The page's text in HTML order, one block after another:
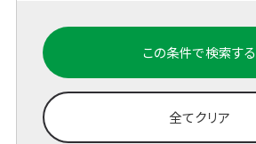
この条件で検索する
全てクリア